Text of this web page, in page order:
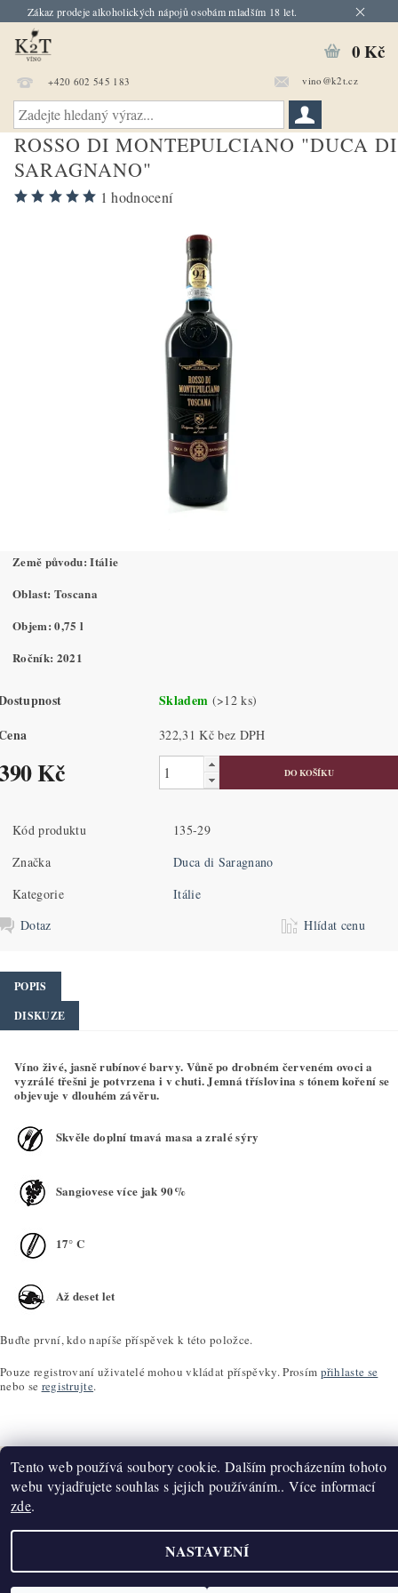
Zákaz prodeje alkoholických nápojů osobám mladším 18 let.
+420 602 545 183 vino@k2t.cz
0 Kč
ROSSO DI MONTEPULCIANO "DUCA DI
SARAGNANO"
1 hodnocení
Země původu: Itálie
Oblast: Toscana
Objem: 0,75 l
Ročník: 2021
Skladem (>12 ks)
322,31 Kč bez DPH
Kč
Kód produktu
135-29
Značka
Duca di Saragnano
Kategorie
Itálie
Dotaz
Hlídat cenu
POPIS
DISKUZE
Víno živé, jasně rubínové barvy. Vůně po drobném červeném ovoci a
vyzrálé třešni je potvrzena i v chuti. Jemná tříslovina s tónem koření se
objevuje v dlouhém závěru.
Skvěle doplní tmavá masa a zralé sýry
Sangiovese více jak 90%
17° C
Až deset let
Buďte první, kdo napíše příspěvek k této položce.
Pouze registrovaní uživatelé mohou vkládat příspěvky. Prosím přihlaste se
nebo se registrujte.
Vytvořil Shoptet
Tento web používá soubory cookie. Dalším procházením tohoto
webu vyjadřujete souhlas s jejich používáním.. Více informací
zde.
NASTAVENÍ